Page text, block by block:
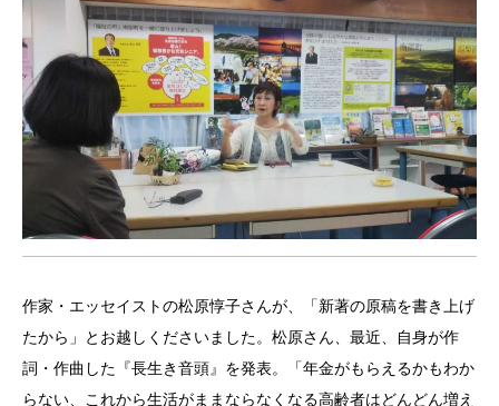
作家・エッセイストの松原惇子さんが、「新著の原稿を書き上げ
たから」とお越しくださいました。松原さん、最近、自身が作
詞・作曲した『長生き音頭』を発表。「年金がもらえるかもわか
らない、これから生活がままならなくなる高齢者はどんどん増え